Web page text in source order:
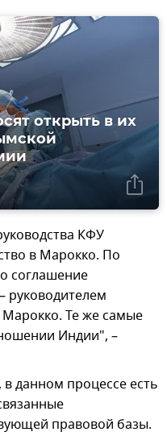
открыть в их
КФУ
в Марокко. По
соглашение
руководителем
Марокко. Те же самые
Индии", –
данном процессе есть
правовой базы.